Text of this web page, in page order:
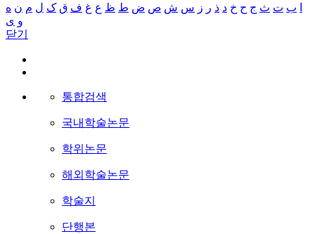
ب ت ث ج ح خ د ذ ر ز س ش ص ض ط ظ ع غ ف ق ک ل م ن ه
و ی
닫기
통합검색
국내학술논문
학위논문
해외학술논문
학술지
단행본